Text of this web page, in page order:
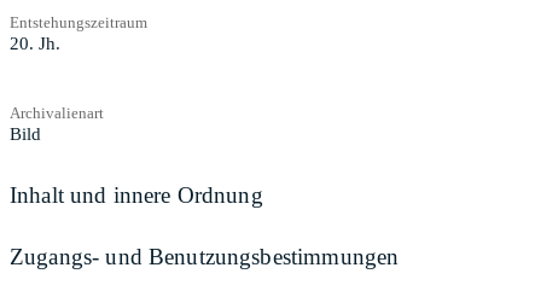
Entstehungszeitraum
20. Jh.
Archivalienart
Bild
Inhalt und innere Ordnung
Zugangs- und Benutzungsbestimmungen